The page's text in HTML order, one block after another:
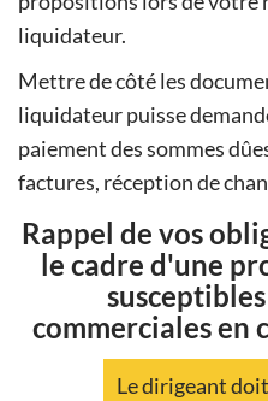
liquidateur.
Mettre de côté les
liquidateur puisse
paiement des sommes
factures, réception de
Rappel de vos
le cadre d'une
commerciales en
Le dirigeant